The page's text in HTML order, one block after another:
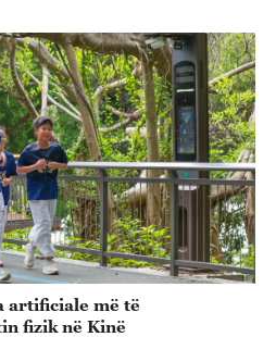
artificiale më të
fizik në Kinë